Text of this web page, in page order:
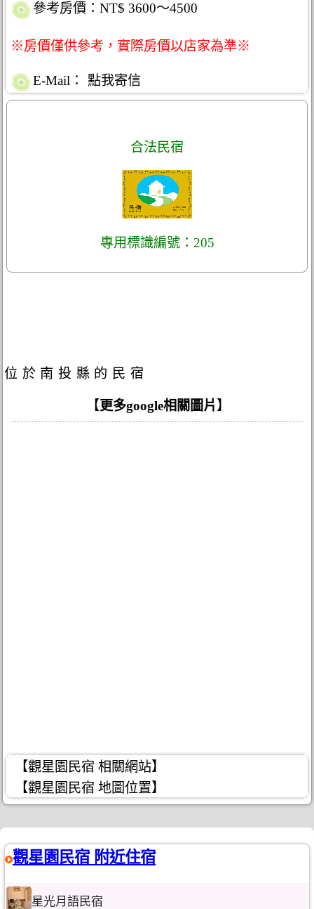
參考房價：NT$ 3600～4500
※房價僅供參考，實際房價以店家為準※
E-Mail： 點我寄信
合法民宿
專用標識編號：205
位於南投縣的民宿
【 更多google相關圖片 】
【觀星園民宿 相關網站】
【觀星園民宿 地圖位置】
觀星園民宿 附近住宿
星光月語民宿